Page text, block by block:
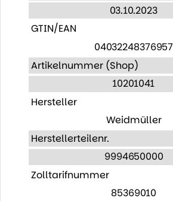
03.10.2023
GTIN/EAN
04032248376957
Artikelnummer (Shop)
10201041
Hersteller
Weidmüller
Herstellerteilenr.
9994650000
Zolltarifnummer
85369010